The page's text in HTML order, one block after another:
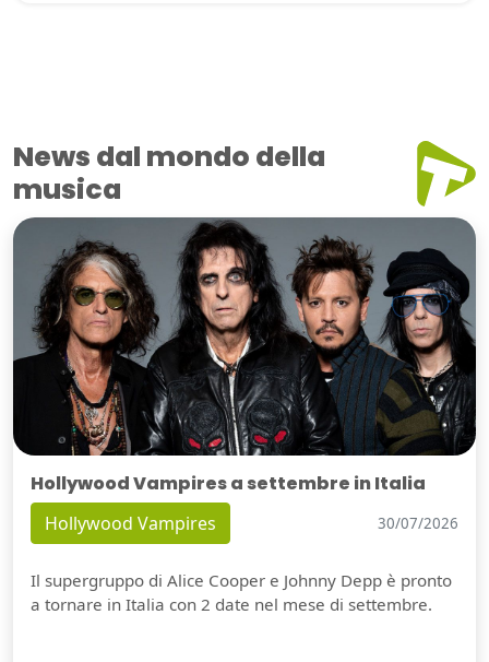
News dal mondo della
musica
Hollywood Vampires a settembre in Italia
Hollywood Vampires 30/07/2026
Il supergruppo di Alice Cooper e Johnny Depp è pronto
a tornare in Italia con 2 date nel mese di settembre.